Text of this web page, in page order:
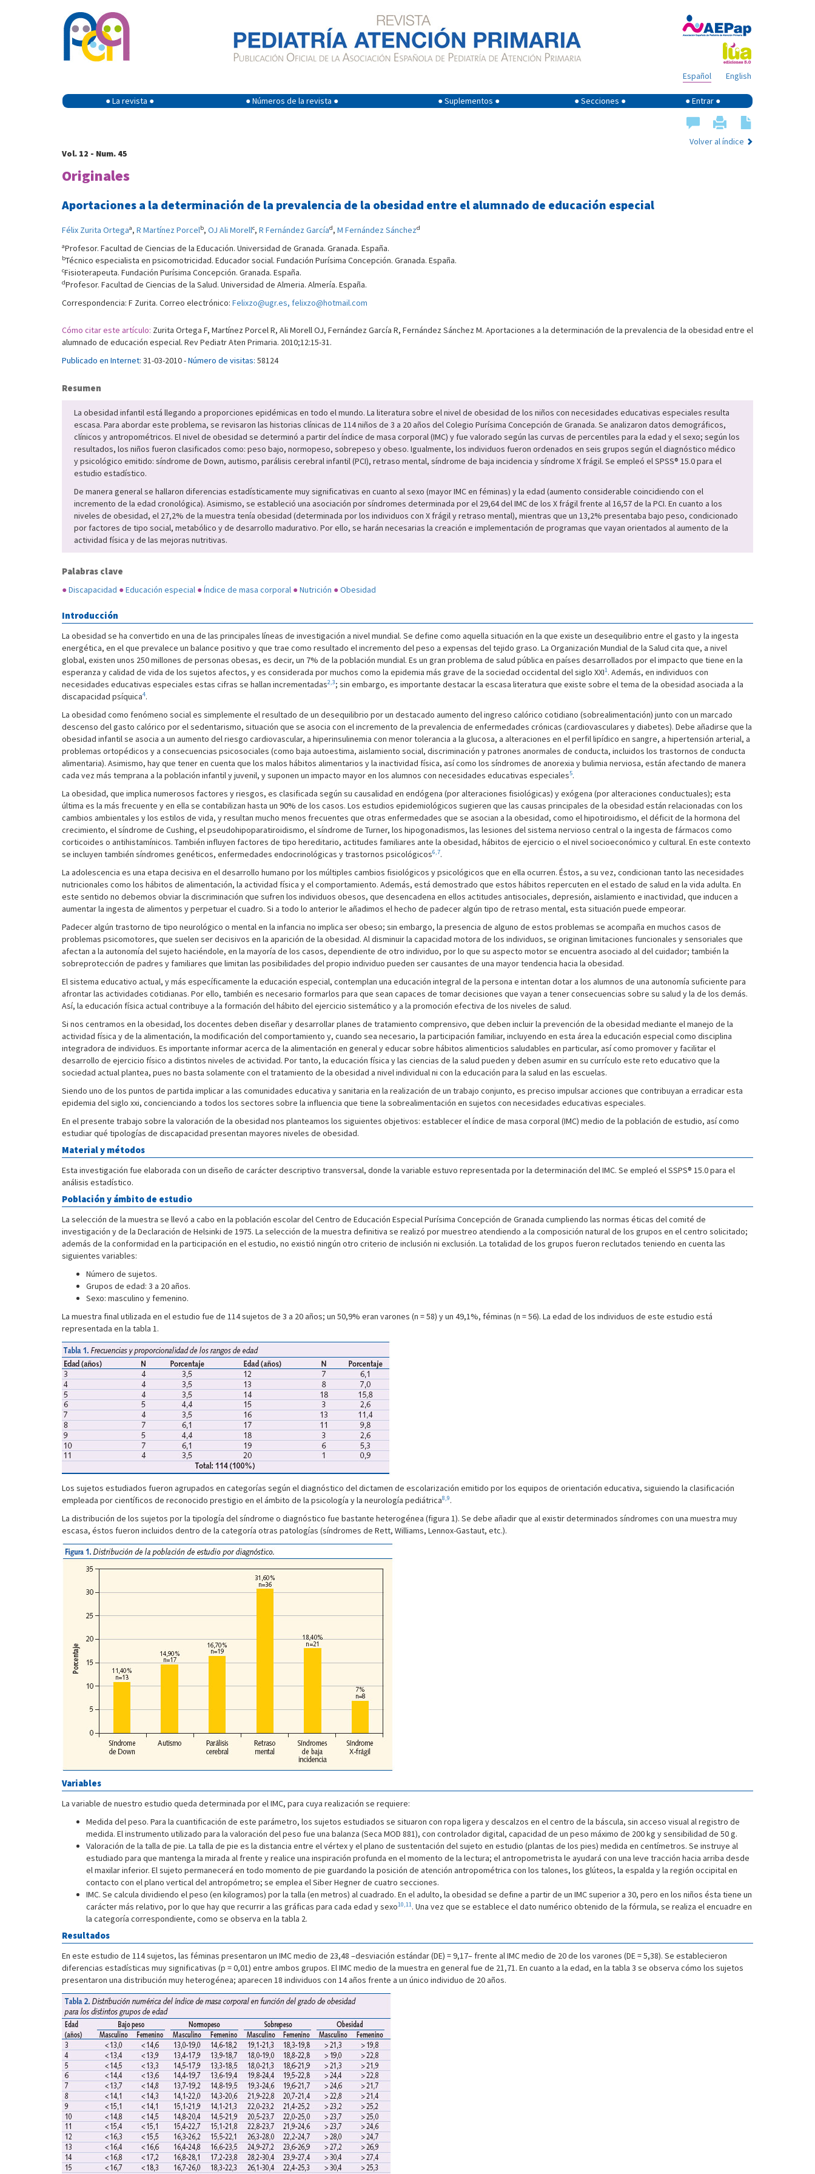
English
Español
● La revista ● ● Números de la revista ● ● Suplementos ● ● Secciones ● ● Entrar ●
Volver al índice
Vol. 12 - Num. 45
Originales
Aportaciones a la determinación de la prevalencia de la obesidad entre el alumnado de educación especial
Félix Zurita Ortegaa, R Martínez Porcelb, OJ Ali Morellc, R Fernández Garcíad, M Fernández Sánchezd
aProfesor. Facultad de Ciencias de la Educación. Universidad de Granada. Granada. España.
bTécnico especialista en psicomotricidad. Educador social. Fundación Purísima Concepción. Granada. España.
cFisioterapeuta. Fundación Purísima Concepción. Granada. España.
dProfesor. Facultad de Ciencias de la Salud. Universidad de Almeria. Almería. España.
Correspondencia: F Zurita. Correo electrónico: Felixzo@ugr.es, felixzo@hotmail.com
Cómo citar este artículo: Zurita Ortega F, Martínez Porcel R, Ali Morell OJ, Fernández García R, Fernández Sánchez M. Aportaciones a la determinación de la prevalencia de la obesidad entre el
alumnado de educación especial. Rev Pediatr Aten Primaria. 2010;12:15-31.
Publicado en Internet: 31-03-2010 -Número de visitas: 58124
Resumen
La obesidad infantil está llegando a proporciones epidémicas en todo el mundo. La literatura sobre el nivel de obesidad de los niños con necesidades educativas especiales resulta
escasa. Para abordar este problema, se revisaron las historias clínicas de 114 niños de 3 a 20 años del Colegio Purísima Concepción de Granada. Se analizaron datos demográficos,
clínicos y antropométricos. El nivel de obesidad se determinó a partir del índice de masa corporal (IMC) y fue valorado según las curvas de percentiles para la edad y el sexo; según los
resultados, los niños fueron clasificados como: peso bajo, normopeso, sobrepeso y obeso. Igualmente, los individuos fueron ordenados en seis grupos según el diagnóstico médico
y psicológico emitido: síndrome de Down, autismo, parálisis cerebral infantil (PCI), retraso mental, síndrome de baja incidencia y síndrome X frágil. Se empleó el SPSS® 15.0 para el
estudio estadístico.
De manera general se hallaron diferencias estadísticamente muy significativas en cuanto al sexo (mayor IMC en féminas) y la edad (aumento considerable coincidiendo con el
incremento de la edad cronológica). Asimismo, se estableció una asociación por síndromes determinada por el 29,64 del IMC de los X frágil frente al 16,57 de la PCI. En cuanto a los
niveles de obesidad, el 27,2% de la muestra tenía obesidad (determinada por los individuos con X frágil y retraso mental), mientras que un 13,2% presentaba bajo peso, condicionado
por factores de tipo social, metabólico y de desarrollo madurativo. Por ello, se harán necesarias la creación e implementación de programas que vayan orientados al aumento de la
actividad física y de las mejoras nutritivas.
Palabras clave
●Discapacidad ●Educación especial ●Índice de masa corporal ●Nutrición ●Obesidad
Introducción
La obesidad se ha convertido en una de las principales líneas de investigación a nivel mundial. Se define como aquella situación en la que existe un desequilibrio entre el gasto y la ingesta
energética, en el que prevalece un balance positivo y que trae como resultado el incremento del peso a expensas del tejido graso. La Organización Mundial de la Salud cita que, a nivel
global, existen unos 250 millones de personas obesas, es decir, un 7% de la población mundial. Es un gran problema de salud pública en países desarrollados por el impacto que tiene en la
esperanza y calidad de vida de los sujetos afectos, y es considerada por muchos como la epidemia más grave de la sociedad occidental del siglo XXI1. Además, en individuos con
necesidades educativas especiales estas cifras se hallan incrementadas2,3; sin embargo, es importante destacar la escasa literatura que existe sobre el tema de la obesidad asociada a la
discapacidad psíquica4.
La obesidad como fenómeno social es simplemente el resultado de un desequilibrio por un destacado aumento del ingreso calórico cotidiano (sobrealimentación) junto con un marcado
descenso del gasto calórico por el sedentarismo, situación que se asocia con el incremento de la prevalencia de enfermedades crónicas (cardiovasculares y diabetes). Debe añadirse que la
obesidad infantil se asocia a un aumento del riesgo cardiovascular, a hiperinsulinemia con menor tolerancia a la glucosa, a alteraciones en el perfil lipídico en sangre, a hipertensión arterial, a
problemas ortopédicos y a consecuencias psicosociales (como baja autoestima, aislamiento social, discriminación y patrones anormales de conducta, incluidos los trastornos de conducta
alimentaria). Asimismo, hay que tener en cuenta que los malos hábitos alimentarios y la inactividad física, así como los síndromes de anorexia y bulimia nerviosa, están afectando de manera
cada vez más temprana a la población infantil y juvenil, y suponen un impacto mayor en los alumnos con necesidades educativas especiales5.
La obesidad, que implica numerosos factores y riesgos, es clasificada según su causalidad en endógena (por alteraciones fisiológicas) y exógena (por alteraciones conductuales); esta
última es la más frecuente y en ella se contabilizan hasta un 90% de los casos. Los estudios epidemiológicos sugieren que las causas principales de la obesidad están relacionadas con los
cambios ambientales y los estilos de vida, y resultan mucho menos frecuentes que otras enfermedades que se asocian a la obesidad, como el hipotiroidismo, el déficit de la hormona del
crecimiento, el síndrome de Cushing, el pseudohipoparatiroidismo, el síndrome de Turner, los hipogonadismos, las lesiones del sistema nervioso central o la ingesta de fármacos como
corticoides o antihistamínicos. También influyen factores de tipo hereditario, actitudes familiares ante la obesidad, hábitos de ejercicio o el nivel socioeconómico y cultural. En este contexto
se incluyen también síndromes genéticos, enfermedades endocrinológicas y trastornos psicológicos6,7.
La adolescencia es una etapa decisiva en el desarrollo humano por los múltiples cambios fisiológicos y psicológicos que en ella ocurren. Éstos, a su vez, condicionan tanto las necesidades
nutricionales como los hábitos de alimentación, la actividad física y el comportamiento. Además, está demostrado que estos hábitos repercuten en el estado de salud en la vida adulta. En
este sentido no debemos obviar la discriminación que sufren los individuos obesos, que desencadena en ellos actitudes antisociales, depresión, aislamiento e inactividad, que inducen a
aumentar la ingesta de alimentos y perpetuar el cuadro. Si a todo lo anterior le añadimos el hecho de padecer algún tipo de retraso mental, esta situación puede empeorar.
Padecer algún trastorno de tipo neurológico o mental en la infancia no implica ser obeso; sin embargo, la presencia de alguno de estos problemas se acompaña en muchos casos de
problemas psicomotores, que suelen ser decisivos en la aparición de la obesidad. Al disminuir la capacidad motora de los individuos, se originan limitaciones funcionales y sensoriales que
afectan a la autonomía del sujeto haciéndole, en la mayoría de los casos, dependiente de otro individuo, por lo que su aspecto motor se encuentra asociado al del cuidador; también la
sobreprotección de padres y familiares que limitan las posibilidades del propio individuo pueden ser causantes de una mayor tendencia hacia la obesidad.
El sistema educativo actual, y más específicamente la educación especial, contemplan una educación integral de la persona e intentan dotar a los alumnos de una autonomía suficiente para
afrontar las actividades cotidianas. Por ello, también es necesario formarlos para que sean capaces de tomar decisiones que vayan a tener consecuencias sobre su salud y la de los demás.
Así, la educación física actual contribuye a la formación del hábito del ejercicio sistemático y a la promoción efectiva de los niveles de salud.
Si nos centramos en la obesidad, los docentes deben diseñar y desarrollar planes de tratamiento comprensivo, que deben incluir la prevención de la obesidad mediante el manejo de la
actividad física y de la alimentación, la modificación del comportamiento y, cuando sea necesario, la participación familiar, incluyendo en esta área la educación especial como disciplina
integradora de individuos. Es importante informar acerca de la alimentación en general y educar sobre hábitos alimenticios saludables en particular, así como promover y facilitar el
desarrollo de ejercicio físico a distintos niveles de actividad. Por tanto, la educación física y las ciencias de la salud pueden y deben asumir en su currículo este reto educativo que la
sociedad actual plantea, pues no basta solamente con el tratamiento de la obesidad a nivel individual ni con la educación para la salud en las escuelas.
Siendo uno de los puntos de partida implicar a las comunidades educativa y sanitaria en la realización de un trabajo conjunto, es preciso impulsar acciones que contribuyan a erradicar esta
epidemia del siglo xxi, concienciando a todos los sectores sobre la influencia que tiene la sobrealimentación en sujetos con necesidades educativas especiales.
En el presente trabajo sobre la valoración de la obesidad nos planteamos los siguientes objetivos: establecer el índice de masa corporal (IMC) medio de la población de estudio, así como
estudiar qué tipologías de discapacidad presentan mayores niveles de obesidad.
Material y métodos
Esta investigación fue elaborada con un diseño de carácter descriptivo transversal, donde la variable estuvo representada por la determinación del IMC. Se empleó el SSPS® 15.0 para el
análisis estadístico.
Población y ámbito de estudio
La selección de la muestra se llevó a cabo en la población escolar del Centro de Educación Especial Purísima Concepción de Granada cumpliendo las normas éticas del comité de
investigación y de la Declaración de Helsinki de 1975. La selección de la muestra definitiva se realizó por muestreo atendiendo a la composición natural de los grupos en el centro solicitado;
además de la conformidad en la participación en el estudio, no existió ningún otro criterio de inclusión ni exclusión. La totalidad de los grupos fueron reclutados teniendo en cuenta las
siguientes variables:
Número de sujetos.
Grupos de edad: 3 a 20 años.
Sexo: masculino y femenino.
La muestra final utilizada en el estudio fue de 114 sujetos de 3 a 20 años; un 50,9% eran varones (n = 58) y un 49,1%, féminas (n = 56). La edad de los individuos de este estudio está
representada en la tabla 1.
Los sujetos estudiados fueron agrupados en categorías según el diagnóstico del dictamen de escolarización emitido por los equipos de orientación educativa, siguiendo la clasificación
empleada por científicos de reconocido prestigio en el ámbito de la psicología y la neurología pediátrica8,9.
La distribución de los sujetos por la tipología del síndrome o diagnóstico fue bastante heterogénea (figura 1). Se debe añadir que al existir determinados síndromes con una muestra muy
escasa, éstos fueron incluidos dentro de la categoría otras patologías (síndromes de Rett, Williams, Lennox-Gastaut, etc.).
Variables
La variable de nuestro estudio queda determinada por el IMC, para cuya realización se requiere:
Medida del peso. Para la cuantificación de este parámetro, los sujetos estudiados se situaron con ropa ligera y descalzos en el centro de la báscula, sin acceso visual al registro de
medida. El instrumento utilizado para la valoración del peso fue una balanza (Seca MOD 881), con controlador digital, capacidad de un peso máximo de 200 kg y sensibilidad de 50 g.
Valoración de la talla de pie. La talla de pie es la distancia entre el vértex y el plano de sustentación del sujeto en estudio (plantas de los pies) medida en centímetros. Se instruye al
estudiado para que mantenga la mirada al frente y realice una inspiración profunda en el momento de la lectura; el antropometrista le ayudará con una leve tracción hacia arriba desde
el maxilar inferior. El sujeto permanecerá en todo momento de pie guardando la posición de atención antropométrica con los talones, los glúteos, la espalda y la región occipital en
contacto con el plano vertical del antropómetro; se emplea el Siber Hegner de cuatro secciones.
IMC. Se calcula dividiendo el peso (en kilogramos) por la talla (en metros) al cuadrado. En el adulto, la obesidad se define a partir de un IMC superior a 30, pero en los niños ésta tiene un
carácter más relativo, por lo que hay que recurrir a las gráficas para cada edad y sexo10,11. Una vez que se establece el dato numérico obtenido de la fórmula, se realiza el encuadre en
la categoría correspondiente, como se observa en la tabla 2.
Resultados
En este estudio de 114 sujetos, las féminas presentaron un IMC medio de 23,48 –desviación estándar (DE) = 9,17– frente al IMC medio de 20 de los varones (DE = 5,38). Se establecieron
diferencias estadísticas muy significativas (p = 0,01) entre ambos grupos. El IMC medio de la muestra en general fue de 21,71. En cuanto a la edad, en la tabla 3 se observa cómo los sujetos
presentaron una distribución muy heterogénea; aparecen 18 individuos con 14 años frente a un único individuo de 20 años.